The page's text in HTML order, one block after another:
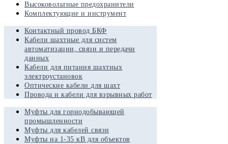
Высоковольтные предохранители
Комплектующие и инструмент
Контактный провод БКФ
Кабели шахтные для систем
автоматизации, связи и передачи
данных
Кабели для питания шахтных
электроустановок
Оптические кабели для шахт
Провода и кабели для взрывных работ
Муфты для горнодобывающей
промышленности
Муфты для кабелей связи
Муфты на 1-35 кВ для объектов